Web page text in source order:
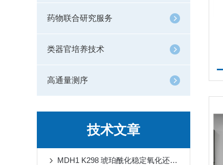
药物联合研究服务
类器官培养技术
高通量测序
技术文章
MDH1 K298 琥珀酰化稳定氧化还原稳态对抗缺血再灌注损伤心肌铁死亡